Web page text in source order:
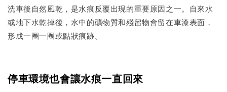
洗車後自然風乾，是水痕反覆出現的重要原因之一。自來水
或地下水乾掉後，水中的礦物質和殘留物會留在車漆表面，
形成一圈一圈或點狀痕跡。
停車環境也會讓水痕一直回來